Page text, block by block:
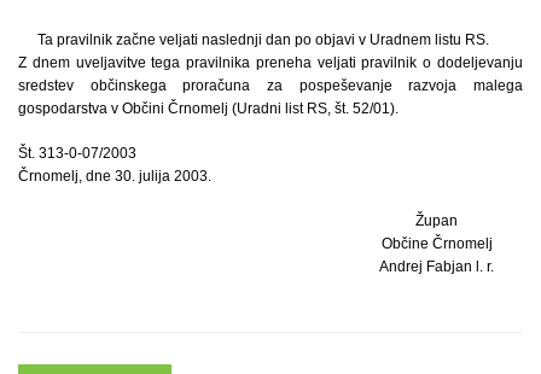
Ta pravilnik začne veljati naslednji dan po objavi v Uradnem listu RS.
Z dnem uveljavitve tega pravilnika preneha veljati pravilnik o dodeljevanju
sredstev občinskega proračuna za pospeševanje razvoja malega
gospodarstva v Občini Črnomelj (Uradni list RS, št. 52/01).
Št. 313-0-07/2003
Črnomelj, dne 30. julija 2003.
Župan
Občine Črnomelj
Andrej Fabjan l. r.